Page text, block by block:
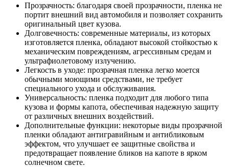
Прозрачность: благодаря своей прозрачности, пленка не
портит внешний вид автомобиля и позволяет сохранить
оригинальный цвет кузова.
Долговечность: современные материалы, из которых
изготовляется пленка, обладают высокой стойкостью к
механическим повреждениям, агрессивным средам и
ультрафиолетовому излучению.
Легкость в уходе: прозрачная пленка легко моется
обычными моющими средствами, не требует
специального ухода и обслуживания.
Универсальность: пленка подходит для любого типа
кузова и формы капота, обеспечивая надежную защиту
от различных внешних воздействий.
Дополнительные функции: некоторые виды прозрачной
пленки обладают антигравийным и антибликовым
эффектом, что улучшает ее защитные свойства и
предотвращает появление бликов на капоте в ярком
солнечном свете.